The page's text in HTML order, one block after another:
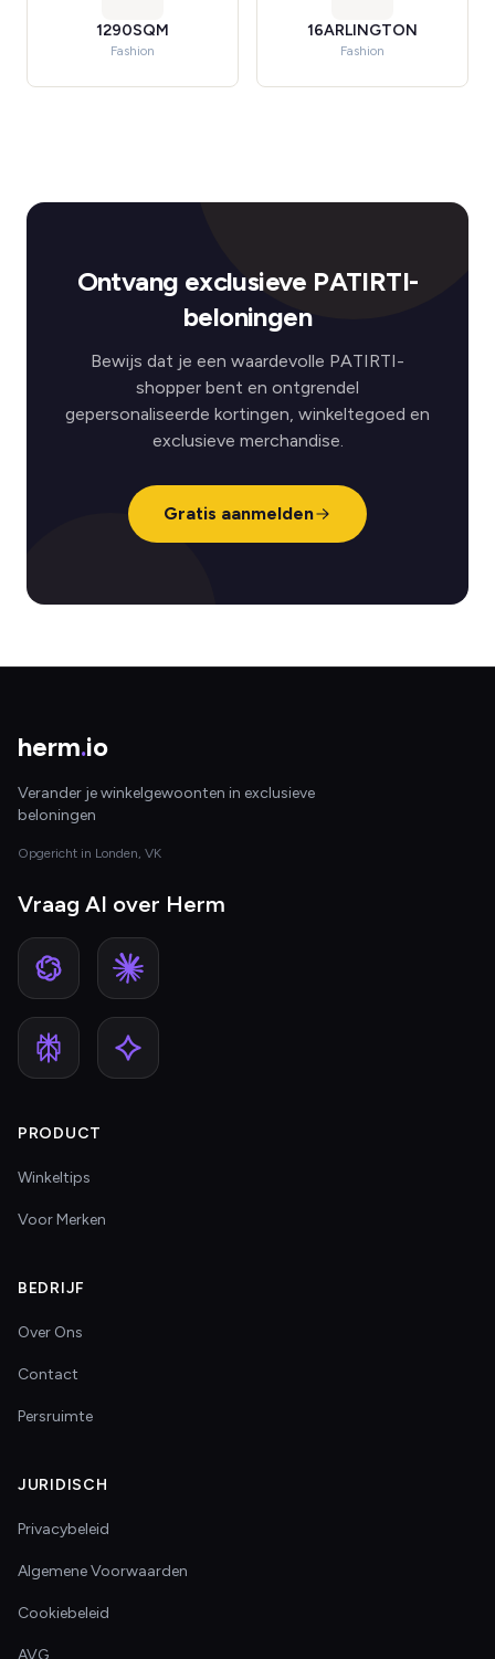
1290SQM
Fashion
16ARLINGTON
Fashion
Ontvang exclusieve PATIRTI-
beloningen
Bewijs dat je een waardevolle PATIRTI-
shopper bent en ontgrendel
gepersonaliseerde kortingen, winkeltegoed en
exclusieve merchandise.
Gratis aanmelden
herm.io
Verander je winkelgewoonten in exclusieve
beloningen
Opgericht in Londen, VK
Vraag AI over Herm
PRODUCT
Winkeltips
Voor Merken
BEDRIJF
Over Ons
Contact
Persruimte
JURIDISCH
Privacybeleid
Algemene Voorwaarden
Cookiebeleid
AVG